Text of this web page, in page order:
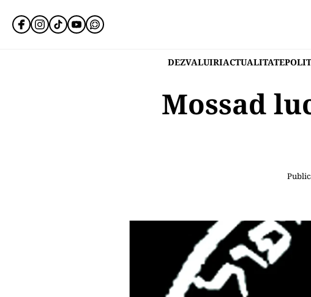
DEZVALUIRIACTUALITATE
Mossad